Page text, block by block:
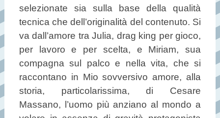
selezionate sia sulla base della qualità
tecnica che dell’originalità del contenuto. Si
va dall’amore tra Julia, drag king per gioco,
per lavoro e per scelta, e Miriam, sua
compagna sul palco e nella vita, che si
raccontano in Mio sovversivo amore, alla
storia, particolarissima, di Cesare
Massano, l’uomo più anziano al mondo a